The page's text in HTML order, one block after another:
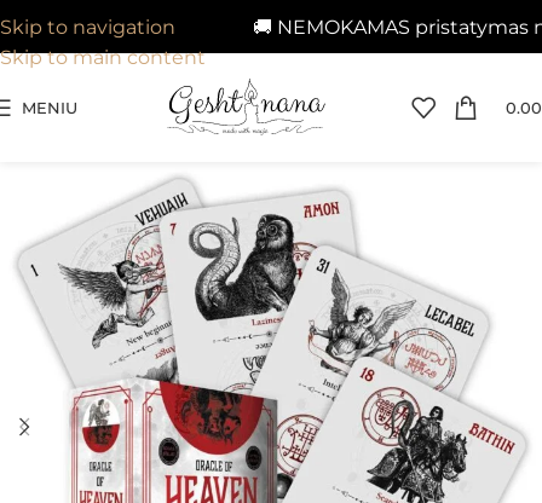
🚚 NEMOKAMAS pristatymas
Skip to navigation
Skip to main content
MENIU 0.00